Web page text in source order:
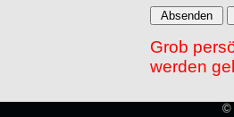
Grob
werden
©